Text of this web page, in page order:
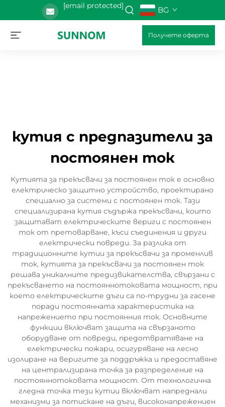
[email protected] BG
Получете оферта
кутия с предпазители за
постоянен ток
Кутията за прекъсвачи за постоянен ток е основно
електрическо защитно устройство, проектирано
специално за системи с постоянен ток. Тази
специализирана кутия съдържа прекъсвачи, които
защитават електрическите вериги с постоянен
ток от претоварване, къси съединения и други
електрически повреди. За разлика от
традиционните кутии за прекъсвачи за променлив
ток, кутията за прекъсвачи за постоянен ток
решава уникалните предизвикателства, свързани с
прекъсването на постояннотоковата мощност, при
което електрическите дъги са по-трудни за гасене
поради постоянната характеристика на
напрежението при постоянния ток. Основните
функции включват защита на свързаното
оборудване от повреди, предотвратяване на
електрически пожари, осигуряване на лесно
изолиране на веригите за поддръжка и предоставяне
на централизирана точка за разпределение на
постояннотоковата мощност. От технологична
гледна точка тези кутии включват напреднали
механизми за потискане на дъги, високонапрежениен